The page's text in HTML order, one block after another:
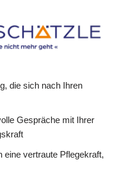
die sich nach Ihren
Gespräche mit Ihrer
eine vertraute Pflegekraft,